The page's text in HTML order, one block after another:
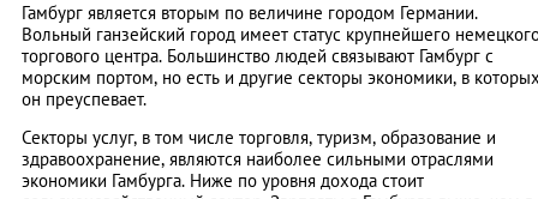
Гамбург является вторым по величине городом Германии.
Вольный ганзейский город имеет статус крупнейшего
торгового центра. Большинство людей связывают Гамбург с
морским портом, но есть и другие секторы экономики, в
он преуспевает.
Секторы услуг, в том числе торговля, туризм, образование и
здравоохранение, являются наиболее сильными отраслями
экономики Гамбурга. Ниже по уровня дохода стоит